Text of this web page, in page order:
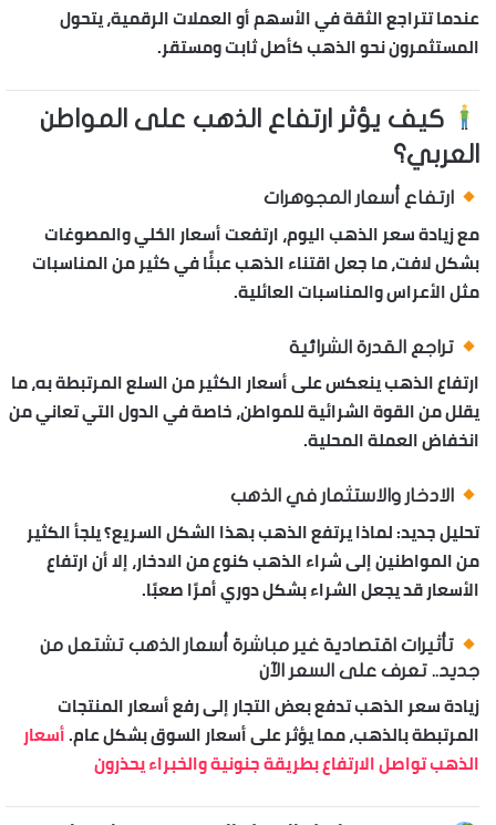
عندما تتراجع الثقة في الأسهم أو العملات الرقمية، يتحول
المستثمرون نحو الذهب كأصل ثابت ومستقر.
كيف يؤثر ارتفاع الذهب على المواطن
العربي؟
ارتفاع أسعار المجوهرات
مع زيادةسعر الذهب اليوم، ارتفعت أسعار الحُلي والمصوغات
بشكل لافت، ما جعل اقتناء الذهب عبئًا في كثير من المناسبات
مثل الأعراس والمناسبات العائلية.
تراجع القدرة الشرائية
ارتفاع الذهب ينعكس على أسعار الكثير من السلع المرتبطة به، ما
يقلل من القوة الشرائية للمواطن، خاصة في الدول التي تعاني من
انخفاض العملة المحلية.
الادخار والاستثمار في الذهب
تحليل جديد: لماذا يرتفع الذهب بهذا الشكل السريع؟يلجأ الكثير
من المواطنين إلى شراء الذهب كنوع من الادخار، إلا أن ارتفاع
الأسعار قد يجعل الشراء بشكل دوري أمرًا صعبًا.
تأثيرات اقتصادية غير مباشرة أسعار الذهب تشتعل من
جديد.. تعرف على السعر الآن
زيادة سعر الذهب تدفع بعض التجار إلى رفع أسعار المنتجات
المرتبطة بالذهب، مما يؤثر على أسعار السوق بشكل عام.أسعار
الذهب تواصل الارتفاع بطريقة جنونية والخبراء يحذرون